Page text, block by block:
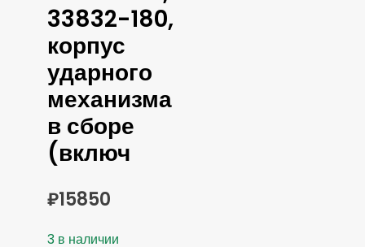
33832-180,
корпус
ударного
механизма
в сборе
(включ
₽15850
3 в наличии